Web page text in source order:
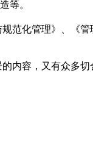
等。
范化管理》、《
内容，又有众多